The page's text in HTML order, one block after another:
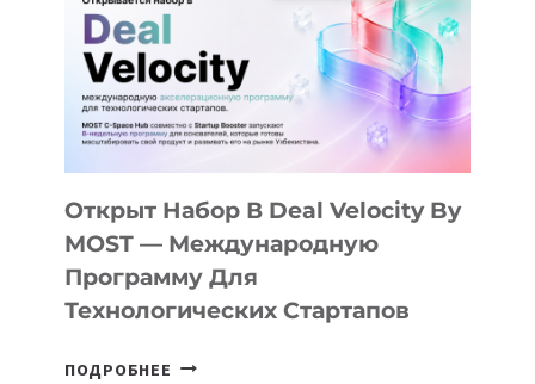
AI
YOUTH
CAMP
ДАЛ
30
ПОДРОСТКАМ
БИЛЕТ
ПРЕДПРИНИМАТЕЛЬСТВО
Открыт Набор В Deal Velocity By
MOST — Международную
Программу Для
Технологических Стартапов
ПОДРОБНЕЕ ОТКРЫТ